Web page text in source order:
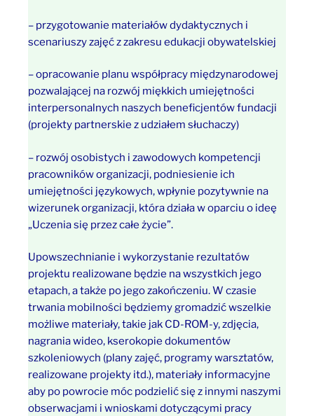
– przygotowanie materiałów dydaktycznych i
scenariuszy zajęć z zakresu edukacji obywatelskiej
– opracowanie planu współpracy międzynarodowej
pozwalającej na rozwój miękkich umiejętności
interpersonalnych naszych beneficjentów fundacji
(projekty partnerskie z udziałem słuchaczy)
– rozwój osobistych i zawodowych kompetencji
pracowników organizacji, podniesienie ich
umiejętności językowych, wpłynie pozytywnie na
wizerunek organizacji, która działa w oparciu o ideę
„Uczenia się przez całe życie”.
Upowszechnianie i wykorzystanie rezultatów
projektu realizowane będzie na wszystkich jego
etapach, a także po jego zakończeniu. W czasie
trwania mobilności będziemy gromadzić wszelkie
możliwe materiały, takie jak CD-ROM-y, zdjęcia,
nagrania wideo, kserokopie dokumentów
szkoleniowych (plany zajęć, programy warsztatów,
realizowane projekty itd.), materiały informacyjne
aby po powrocie móc podzielić się z innymi naszymi
obserwacjami i wnioskami dotyczącymi pracy